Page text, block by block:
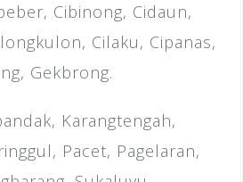
Cibinong, Cidaun,
Cilaku, Cipanas,
Gekbrong.
Karangtengah,
Pacet, Pagelaran,